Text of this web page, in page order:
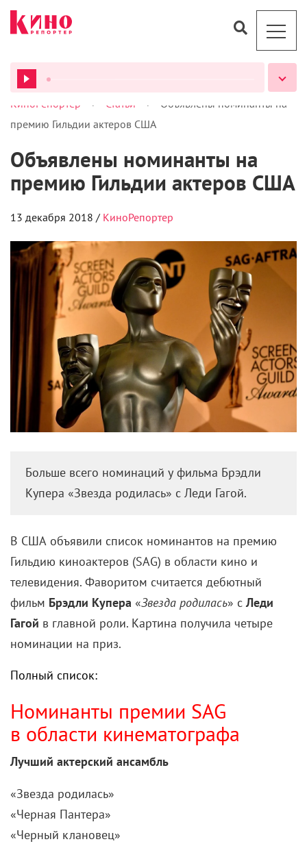
ВСЕ ПОДКАСТЫ
Объявлены номинанты на
премию Гильдии актеров США
Объявлены номинанты на
премию Гильдии актеров США
13 декабря 2018 /КиноРепортер
Больше всего номинаций у фильма Брэдли
В США объявили список номинантов на премию
фильм Брэдли Купера«Звезда родилась» сЛеди
Гагойв главной роли. Картина получила четыре
номинации на приз.
Полный список:
Номинанты премии SAG
в области кинематографа
Лучший актерский ансамбль
«Звезда родилась»
«Черная Пантера»
«Богемская рапсодия»
«Безумно богатые азиаты»